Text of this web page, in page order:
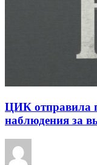
ЦИК отправила
наблюдения за